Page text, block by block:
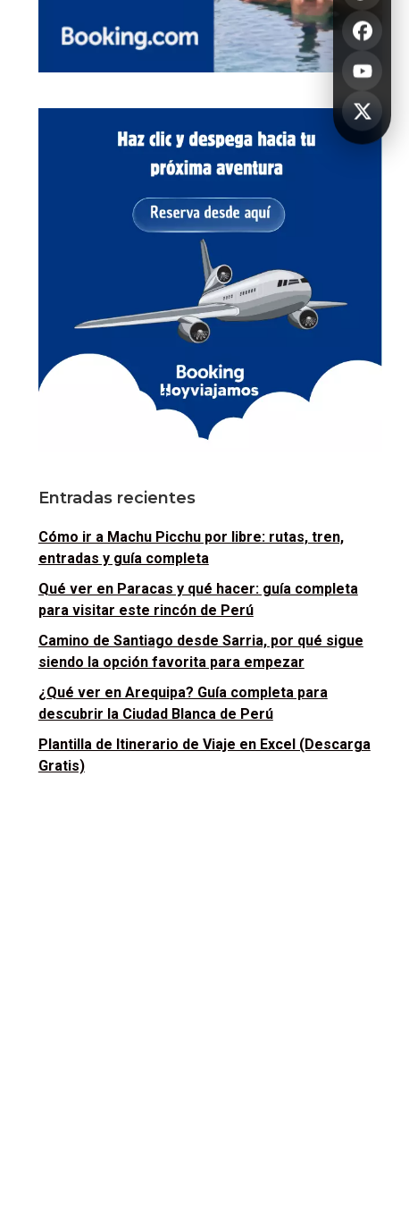
Entradas recientes
Cómo ir a Machu Picchu por libre: rutas, tren,
entradas y guía completa
Qué ver en Paracas y qué hacer: guía completa
para visitar este rincón de Perú
Camino de Santiago desde Sarria, por qué sigue
siendo la opción favorita para empezar
¿Qué ver en Arequipa? Guía completa para
descubrir la Ciudad Blanca de Perú
Plantilla de Itinerario de Viaje en Excel (Descarga
Gratis)